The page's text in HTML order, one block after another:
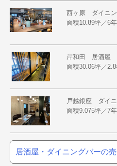
西ヶ原 ダイニン
面積10.89坪／6
岸和田 居酒屋
面積30.06坪／
戸越銀座 ダイ
面積9.075坪／7
居酒屋・ダイニングバーの